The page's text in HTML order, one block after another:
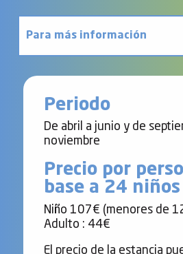
Para más información
Póngase en contacto con
Periodo
De abril a junio y de
noviembre
Precio por
base a 24 niños
Niño 107€ (menores de
Adulto : 44€
El precio de la estancia